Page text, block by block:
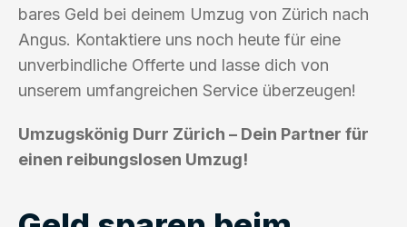
bares Geld bei deinem Umzug von Zürich nach
Angus. Kontaktiere uns noch heute für eine
unverbindliche Offerte und lasse dich von
unserem umfangreichen Service überzeugen!
Umzugskönig Durr Zürich – Dein Partner für
einen reibungslosen Umzug!